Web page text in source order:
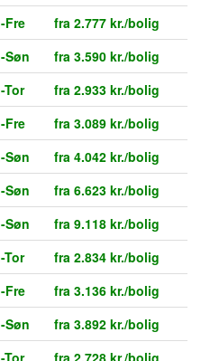
Fre
fra 2.777 kr./bolig
Søn
fra 3.590 kr./bolig
Tor
fra 2.933 kr./bolig
Fre
fra 3.089 kr./bolig
Søn
fra 4.042 kr./bolig
Søn
fra 6.623 kr./bolig
Søn
fra 9.118 kr./bolig
Tor
fra 2.834 kr./bolig
Fre
fra 3.136 kr./bolig
Søn
fra 3.892 kr./bolig